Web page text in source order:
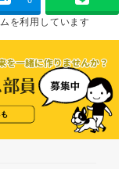
を利用しています